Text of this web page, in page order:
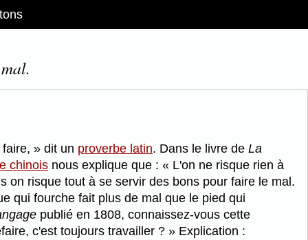
dit un proverbe latin. Dans le livre de La
chinois nous explique que :
L'on ne risque rien à
on risque tout à se servir des bons pour faire le mal.
qui fourche fait plus de mal que le pied qui
publié en 1808, connaissez-vous cette
c'est toujours travailler ?
Explication :